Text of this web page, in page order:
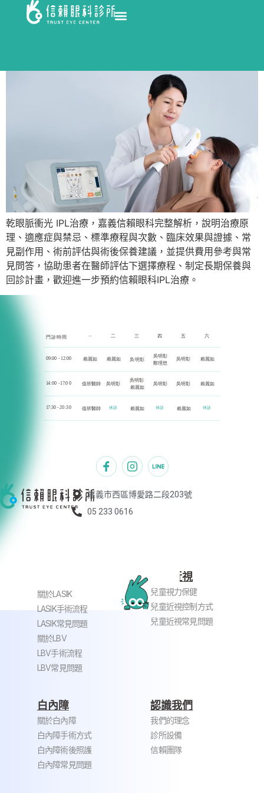
乾眼脈衝光 IPL治療，嘉義信賴眼科完整解析，說明治療原
理、適應症與禁忌、標準療程與次數、臨床效果與證據、常
見副作用、術前評估與術後保養建議，並提供費用參考與常
見問答，協助患者在醫師評估下選擇療程、制定長期保養與
回診計畫，歡迎進一步預約信賴眼科IPL治療。
嘉義市西區博愛路二段203號
05 233 0616
關於LASIK
LASIK手術流程
LASIK常見問題
關於LBV
LBV手術流程
LBV常見問題
兒童近視
兒童視力保健
兒童近視控制方式
兒童近視常見問題
白內障
關於白內障
白內障手術方式
白內障術後照護
白內障常見問題
認識我們
我們的理念
診所設備
信賴團隊